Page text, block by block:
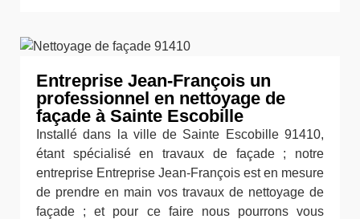
Entreprise Jean-François un
professionnel en nettoyage de
façade à Sainte Escobille
Installé dans la ville de Sainte Escobille 91410,
étant spécialisé en travaux de façade ; notre
entreprise Entreprise Jean-François est en mesure
de prendre en main vos travaux de nettoyage de
façade ; et pour ce faire nous pourrons vous